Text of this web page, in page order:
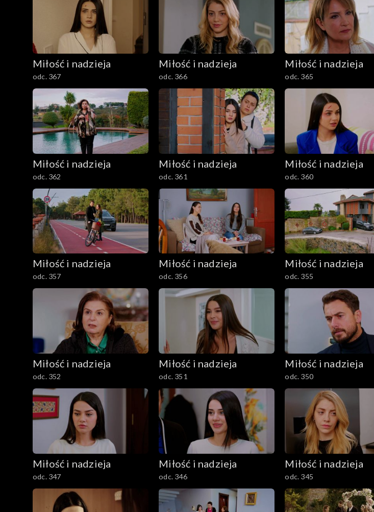
Miłość i nadzieja
odc. 367
Miłość i nadzieja
odc. 366
Miłość i nadzieja
odc. 365
Miłość i nadzieja
odc. 362
Miłość i nadzieja
odc. 361
Miłość i nadzieja
odc. 360
Miłość i nadzieja
odc. 357
Miłość i nadzieja
odc. 356
Miłość i nadzieja
odc. 355
Miłość i nadzieja
odc. 352
Miłość i nadzieja
odc. 351
Miłość i nadzieja
odc. 350
Miłość i nadzieja
odc. 347
Miłość i nadzieja
odc. 346
Miłość i nadzieja
odc. 345